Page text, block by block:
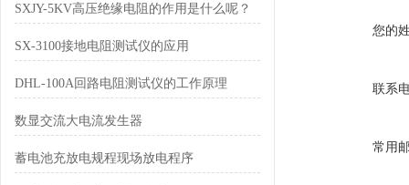
SXJY-5KV高压绝缘电阻的作用是什么呢？
SX-3100接地电阻测试仪的应用
DHL-100A回路电阻测试仪的工作原理
数显交流大电流发生器
蓄电池充放电规程现场放电程序
您的
联系
常用